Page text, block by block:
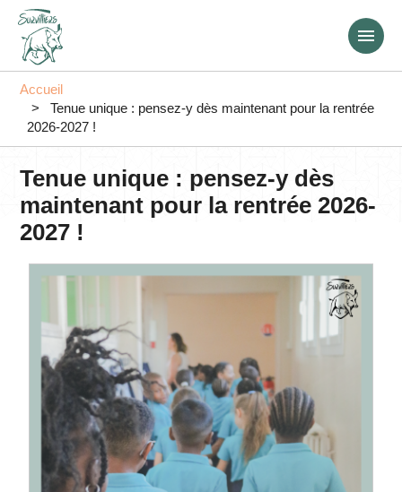
Accueil
Tenue unique : pensez-y dès maintenant pour la rentrée
2026-2027 !
Tenue unique : pensez-y dès
maintenant pour la rentrée 2026-
2027 !